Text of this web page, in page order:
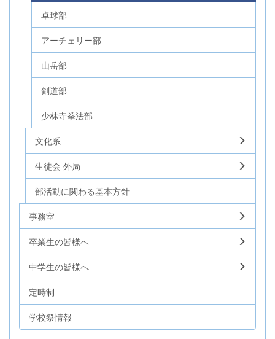
卓球部
アーチェリー部
山岳部
剣道部
少林寺拳法部
文化系
生徒会 外局
部活動に関わる基本方針
事務室
卒業生の皆様へ
中学生の皆様へ
定時制
学校祭情報